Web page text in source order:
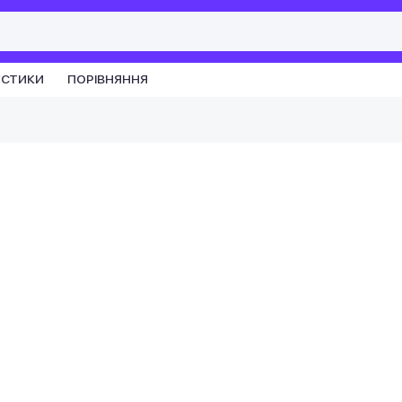
ПОРІВНЯННЯ